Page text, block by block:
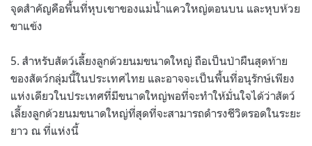
จุดสำคัญคือพื้นที่หุบเขาของแม่น้ำแควใหญ่ตอนบน และหุบห้วย
ขาแข้ง
5. สำหรับสัตว์เลี้ยงลูกด้วยนมขนาดใหญ่ ถือเป็นป่าผืนสุดท้าย
ของสัตว์กลุ่มนี้ในประเทศไทย และอาจจะเป็นพื้นที่อนุรักษ์เพียง
แห่งเดียวในประเทศที่มีขนาดใหญ่พอที่จะทำให้มั่นใจได้ว่าสัตว์
เลี้ยงลูกด้วยนมขนาดใหญ่ที่สุดที่จะสามารถดำรงชีวิตรอดในระยะ
ยาว ณ ที่แห่งนี้